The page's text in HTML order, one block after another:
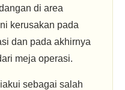
di area
kerusakan pada
dan pada akhirnya
meja operasi.
sebagai salah